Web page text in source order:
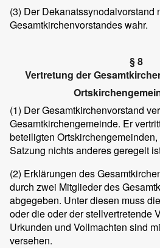
(3) Der Dekanatssynodalvorstand
Gesamtkirchenvorstandes wahr.
§ 8
Vertretung der
(1) Der Gesamtkirchenvorstand
Gesamtkirchengemeinde. Er
beteiligten
Satzung nichts anderes geregelt
(2) Erklärungen des
durch zwei Mitglieder des
abgegeben. Unter diesen muss
oder die oder der stellvertretende
Urkunden und Vollmachten sind
versehen.